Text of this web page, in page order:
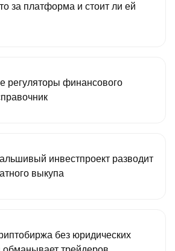
за платформа и стоит ли ей
регуляторы финансового
инвестпроект разводит
выкупа
без юридических